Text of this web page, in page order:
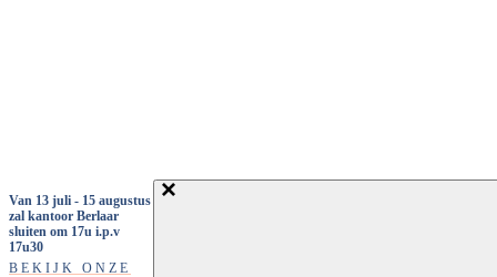
Van 13 juli - 15 augustus
zal kantoor Berlaar
sluiten om 17u i.p.v
17u30
BEKIJK ONZE